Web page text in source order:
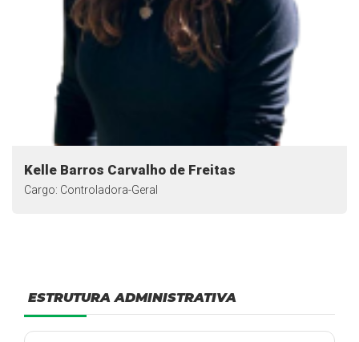
Kelle Barros Carvalho de Freitas
Cargo: Controladora-Geral
ESTRUTURA ADMINISTRATIVA